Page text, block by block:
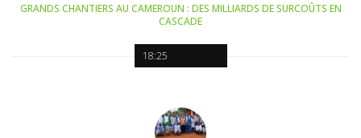
18:25
GRANDS CHANTIERS AU CAMEROUN : DES MILLIARDS DE SURCOÛTS EN
CASCADE